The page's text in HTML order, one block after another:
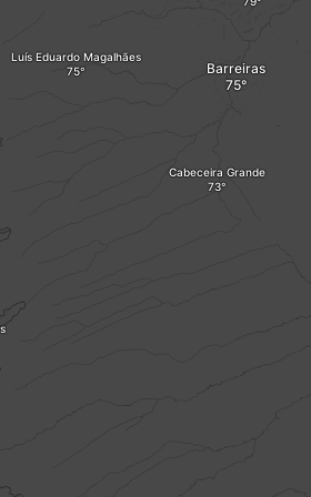
Barreiras
Cabeceira Grande
Luís Eduardo Magalhães